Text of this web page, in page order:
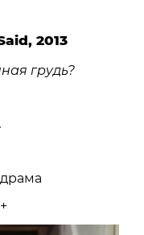
2013
грудь?